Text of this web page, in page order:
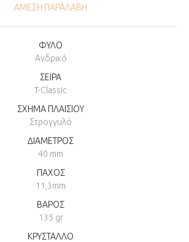
ΆΜΕΣΗ ΠΑΡΑΛΑΒΉ
ΦΥΛΟ
Ανδρικό
ΣΕΙΡΑ
T-Classic
ΣΧΗΜΑ ΠΛΑΙΣΙΟΥ
Στρογγυλό
ΔΙΑΜΕΤΡΟΣ
40 mm
ΠΑΧΟΣ
11,3mm
ΒΑΡΟΣ
135 gr
ΚΡΥΣΤΑΛΛΟ